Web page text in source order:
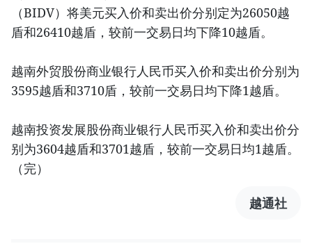
（BIDV）将美元买入价和卖出价分别定为26050越
盾和26410越盾，较前一交易日均下降10越盾。
越南外贸股份商业银行人民币买入价和卖出价分别为
3595越盾和3710盾，较前一交易日均下降1越盾。
越南投资发展股份商业银行人民币买入价和卖出价分
别为3604越盾和3701越盾，较前一交易日均1越盾。
（完）
越通社